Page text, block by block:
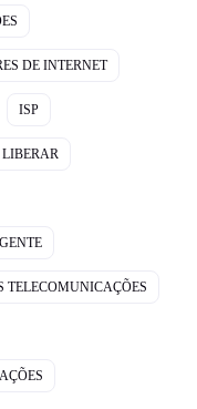
DE INTERNET
ISP
LIBERAR
TELECOMUNICAÇÕES